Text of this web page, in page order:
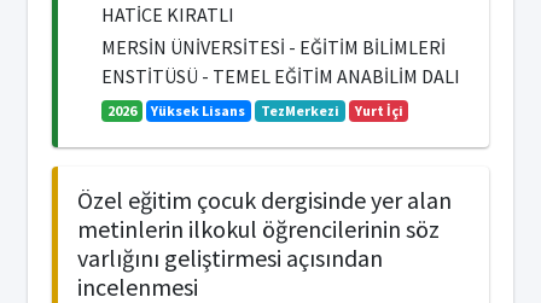
HATİCE KIRATLI
MERSİN ÜNİVERSİTESİ - EĞİTİM BİLİMLERİ
ENSTİTÜSÜ - TEMEL EĞİTİM ANABİLİM DALI
2026 Yüksek Lisans TezMerkezi Yurt İçi
Özel eğitim çocuk dergisinde yer alan
metinlerin ilkokul öğrencilerinin söz
varlığını geliştirmesi açısından
incelenmesi